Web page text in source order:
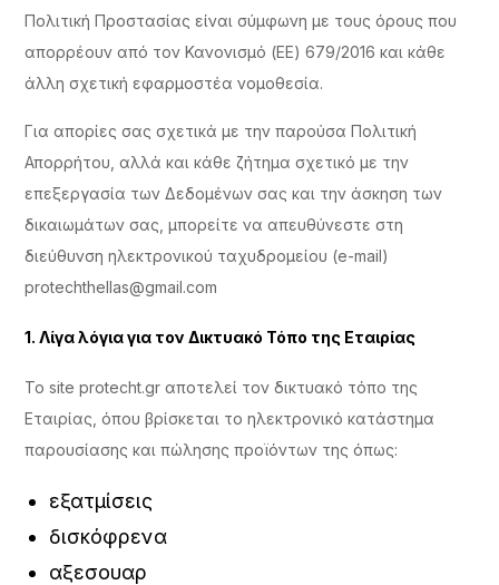
Πολιτική Προστασίας είναι σύμφωνη με τους όρους που
απορρέουν από τον Κανονισμό (ΕΕ) 679/2016 και κάθε
άλλη σχετική εφαρμοστέα νομοθεσία.
Για απορίες σας σχετικά με την παρούσα Πολιτική
Απορρήτου, αλλά και κάθε ζήτημα σχετικό με την
επεξεργασία των Δεδομένων σας και την άσκηση των
δικαιωμάτων σας, μπορείτε να απευθύνεστε στη
διεύθυνση ηλεκτρονικού ταχυδρομείου (e-mail)
protechthellas@gmail.com
1. Λίγα λόγια για τον Δικτυακό Τόπο της Εταιρίας
Το site protecht.gr αποτελεί τον δικτυακό τόπο της
Εταιρίας, όπου βρίσκεται το ηλεκτρονικό κατάστημα
παρουσίασης και πώλησης προϊόντων της όπως:
εξατμίσεις
δισκόφρενα
αξεσουαρ